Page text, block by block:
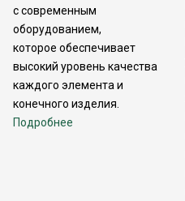
с современным
оборудованием,
которое обеспечивает
высокий уровень качества
каждого элемента и
конечного изделия.
Подробнее